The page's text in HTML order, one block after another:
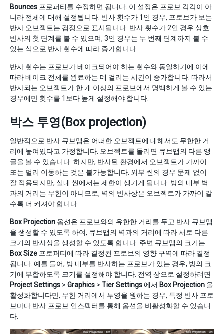
Bounces 프로퍼티를 수정하면 됩니다. 이 설정은 프로브 각각이 아
니라 전체에 대해 설정됩니다. 반사 횟수가 1인 경우, 프로브가 보는
반사 오브젝트는 검정으로 표시됩니다. 반사 횟수가 2인 경우 상호
반사의 첫 단계를 볼 수 있으며, 3인 경우는 두 번째 단계까지 볼 수
있는 식으로 반사 횟수에 따라 증가합니다.
반사 횟수는 프로브가 베이크되어야 하는 횟수와 동일하기에 이에
따라 베이크 전체를 완료하는 데 걸리는 시간이 증가합니다. 따라서
반사되는 오브젝트가 한 개 이상의 프로브에서 명백하게 볼 수 있는
경우에만 횟수를 1보다 높게 설정해야 합니다.
박스 투영(Box projection)
일반적으로 반사 큐브맵은 어떠한 오브젝트에 대해서도 무한한 거
리에 놓여있다고 가정합니다. 오브젝트를 돌리면 큐브맵의 다른 앵
글을 볼 수 있습니다. 하지만, 반사된 환경에서 오브젝트가 가까이
또는 멀리 이동하는 것은 불가능합니다. 외부 씬의 경우 문제 없이
잘 적용되지만, 실내 씬에서는 제한이 생기게 됩니다. 방의 내부 벽
과의 거리는 무한이 아니므로, 벽의 반사상은 오브젝트가 가까이 갈
수록 더 커져야 합니다.
Box Projection 옵션은 프로브와의 유한한 거리를 두고 반사 큐브맵
을 생성할 수 있도록 하여, 큐브맵의 벽과의 거리에 따라 서로 다른
크기의 반사상을 생성할 수 있도록 합니다. 주변 큐브맵의 크기는
Box Size 프로퍼티에 따라 결정된 프로브의 영향 구역에 따라 결정
됩니다. 예를 들어, 방 내부를 반사하는 프로브가 있는 경우, 방의 크
기에 부합하도록 크기를 설정해야 합니다. 전역 상으로 설정하려면
Project Settings > Graphics > Tier Settings에서 Box Projection 을
활성화합니다만, 무한 거리에서 투영을 원하는 경우, 특정 반사 프로
브마다 반사 프로브 인스펙터를 통해 옵션을 비활성화할 수 있습니
다.